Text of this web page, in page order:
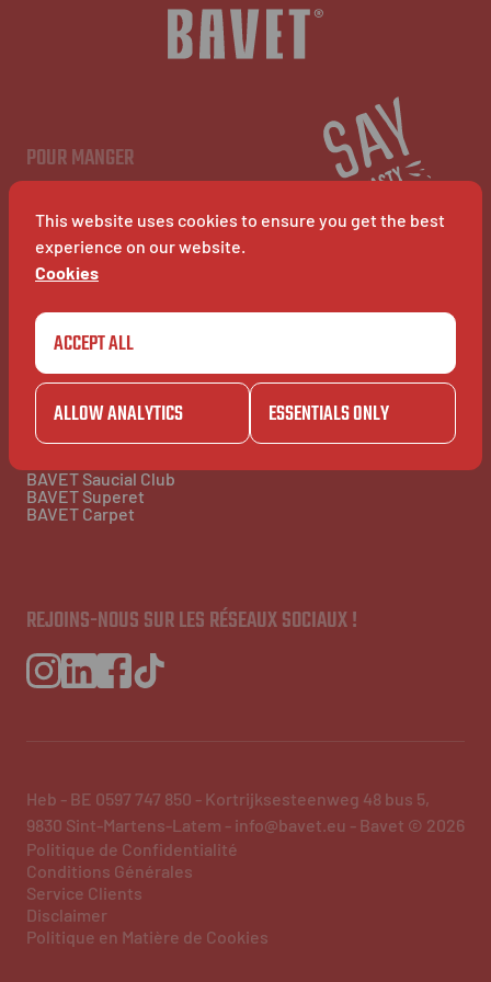
This website uses cookies to ensure you get the best
experience on our website.
Cookies
ACCEPT ALL
ALLOW ANALYTICS ESSENTIALS ONLY
POUR MANGER
Menu
BAVET Kiosk
BAVET Rollet
BAVET Bucket
POUR S'AMUSER
Community
BAVET Kadet
BAVET Camionet
BAVET Bicyclet
BAVET Saucial Club
BAVET Superet
BAVET Carpet
À Propos
Jobs
FAQ's
Contact
REJOINS-NOUS SUR LES RÉSEAUX SOCIAUX !
Heb - BE 0597 747 850 - Kortrijksesteenweg 48 bus 5,
9830 Sint-Martens-Latem - info@bavet.eu - Bavet © 2026
Politique de Confidentialité
Conditions Générales
Service Clients
Disclaimer
Politique en Matière de Cookies